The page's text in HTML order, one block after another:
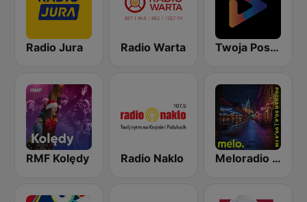
Radio Jura Radio Warta Twoja Poska Stacja
RMF Kolędy Radio Naklo Meloradio Poznań